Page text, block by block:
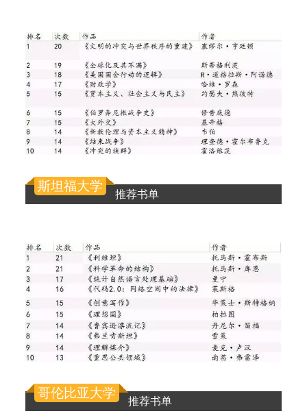
斯坦福大学
推荐书单
哥伦比亚大学
推荐书单